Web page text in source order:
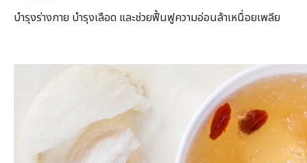
บำรุงร่างกาย บำรุงเลือด และช่วยฟื้นฟูความอ่อนล้าเหนื่อยเพลีย